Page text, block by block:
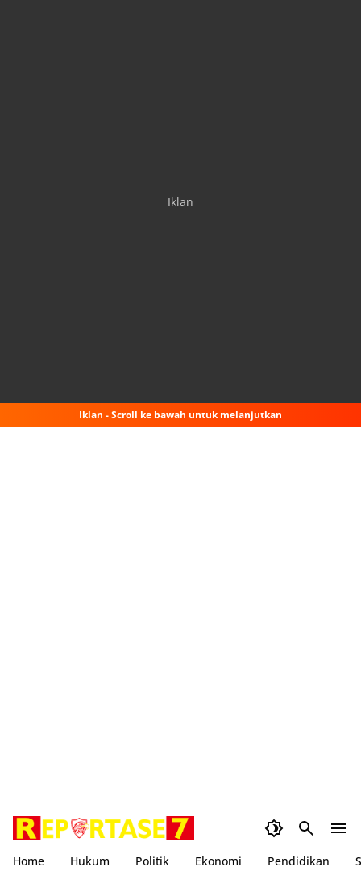
Iklan
Iklan - Scroll ke bawah untuk melanjutkan
Home Hukum Politik Ekonomi Pendidikan